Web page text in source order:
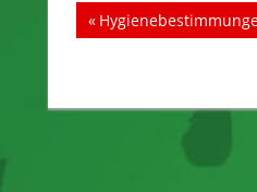
Vorheriger
Beitrag: